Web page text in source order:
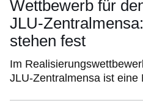
Wettbewerb für
JLU-
stehen fest
Im
JLU-Zentralmensa ist eine